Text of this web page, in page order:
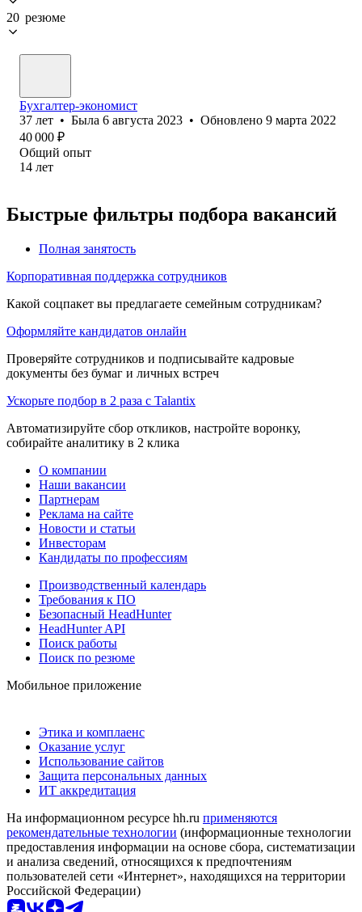
20 резюме
Бухгалтер-экономист
37 лет • Была 6 августа 2023 • Обновлено 9 марта 2022
40 000 ₽
Общий опыт
14 лет
Быстрые фильтры подбора вакансий
Полная занятость
Корпоративная поддержка сотрудников
Какой соцпакет вы предлагаете семейным сотрудникам?
Оформляйте кандидатов онлайн
Проверяйте сотрудников и подписывайте кадровые
документы без бумаг и личных встреч
Ускорьте подбор в 2 раза с Talantix
Автоматизируйте сбор откликов, настройте воронку,
собирайте аналитику в 2 клика
О компании
Наши вакансии
Партнерам
Реклама на сайте
Новости и статьи
Инвесторам
Кандидаты по профессиям
Производственный календарь
Требования к ПО
Безопасный HeadHunter
HeadHunter API
Поиск работы
Поиск по резюме
Мобильное приложение
Этика и комплаенс
Оказание услуг
Использование сайтов
Защита персональных данных
ИТ аккредитация
На информационном ресурсе hh.ru применяются
рекомендательные технологии (информационные технологии
предоставления информации на основе сбора, систематизации
и анализа сведений, относящихся к предпочтениям
пользователей сети «Интернет», находящихся на территории
Российской Федерации)